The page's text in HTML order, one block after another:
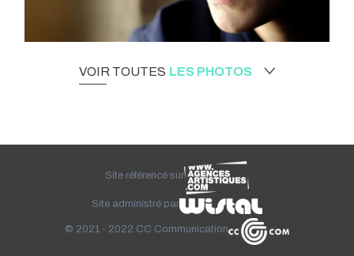
VOIR TOUTES LES PHOTOS
Site référencé sur
Site administré par
© 2021 - 2022 CC Communication